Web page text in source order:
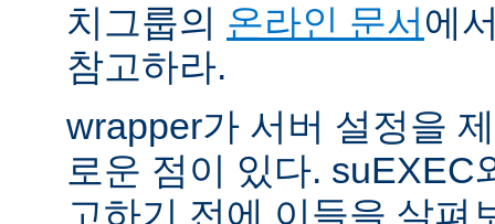
치그룹의 온라인 문서에
참고하라.
wrapper가 서버 설정을
로운 점이 있다. suEXEC
고하기 전에 이들을 살펴